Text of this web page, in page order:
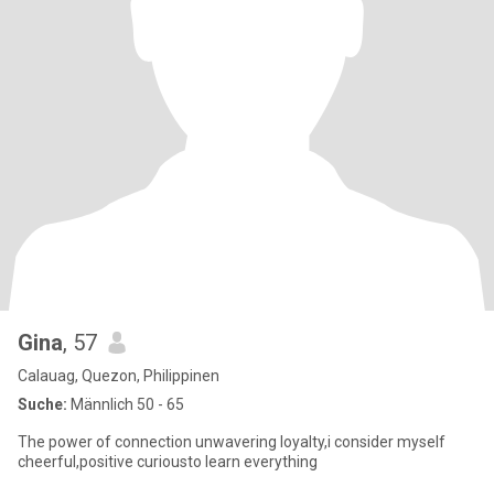
Gina, 57
Calauag, Quezon, Philippinen
Suche: Männlich 50 - 65
The power of connection unwavering loyalty,i consider myself
cheerful,positive curiousto learn everything